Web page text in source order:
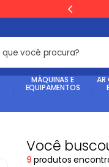
você procura?
MÁQUINAS E
EQUIPAMENTOS
AR
Você
9 produtos
mais
Balança